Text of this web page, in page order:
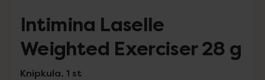
Intimina Laselle
Weighted Exerciser 28 g
Knipkula. 1 st